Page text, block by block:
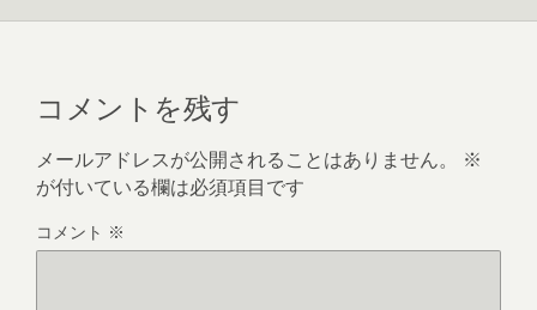
コメントを残す
メールアドレスが公開されることはありません。
※
が付いている欄は必須項目です
コメント ※